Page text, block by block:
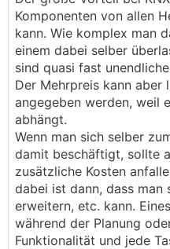
Präsenzmelder gebe
kommen schon einmal
Mehrkosten
Komponenten von allen
kann. Wie komplex man
einem dabei selber
sind quasi fast
Der Mehrpreis kann aber
angegeben werden, weil
abhängt.
Wenn man sich selber
damit beschäftigt, sollte
zusätzliche Kosten
dabei ist dann, dass man
erweitern, etc. kann.
während der Planung
Funktionalität und jede